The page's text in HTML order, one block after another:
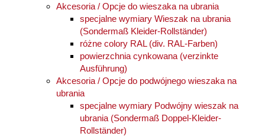
Akcesoria / Opcje do wieszaka na ubrania
specjalne wymiary Wieszak na ubrania
(Sondermaß Kleider-Rollständer)
różne colory RAL (div. RAL-Farben)
powierzchnia cynkowana (verzinkte
Ausführung)
Akcesoria / Opcje do podwójnego wieszaka na
ubrania
specjalne wymiary Podwójny wieszak na
ubrania (Sondermaß Doppel-Kleider-
Rollständer)